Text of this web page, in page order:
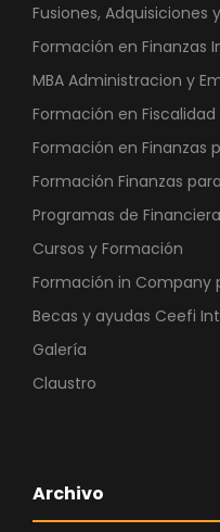
Fusiones, Adquisiciones
Formación en Finanzas
MBA Administracion y
Formación en Fiscalidad
Formación en Finanzas
Formación Finanzas
Programas de
Cursos y Formación
Formación in Company
Becas y ayudas Ceefi
Galería
Claustro
Archivo